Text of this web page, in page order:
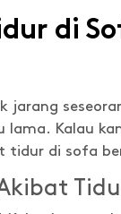
di
jarang
lama. Kalau
tidur di sofa